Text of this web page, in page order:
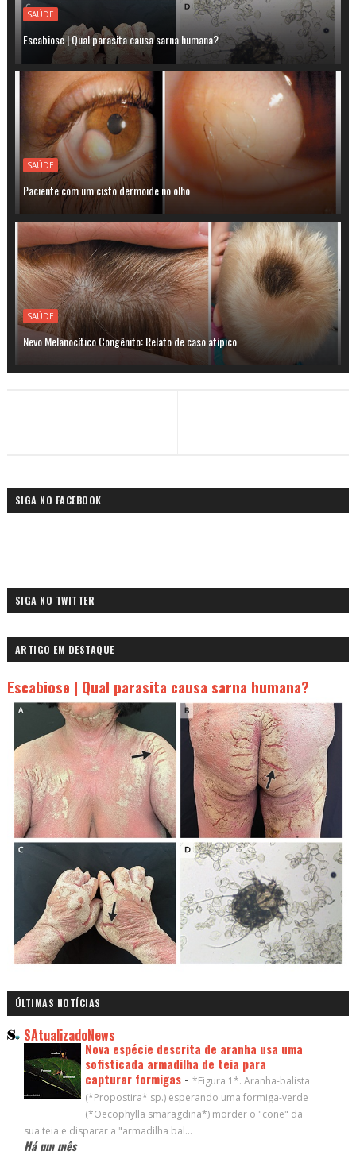
SAÚDE
Escabiose | Qual parasita causa sarna humana?
SAÚDE
Paciente com um cisto dermoide no olho
SAÚDE
Nevo Melanocítico Congênito: Relato de caso atípico
SIGA NO FACEBOOK
SIGA NO TWITTER
ARTIGO EM DESTAQUE
Escabiose | Qual parasita causa sarna humana?
ÚLTIMAS NOTÍCIAS
SAtualizadoNews
Nova espécie descrita de aranha usa uma
sofisticada armadilha de teia para
capturar formigas - *Figura 1*. Aranha-balista
(*Propostira* sp.) esperando uma formiga-verde
(*Oecophylla smaragdina*) morder o "cone" da
sua teia e disparar a "armadilha bal...
Há um mês